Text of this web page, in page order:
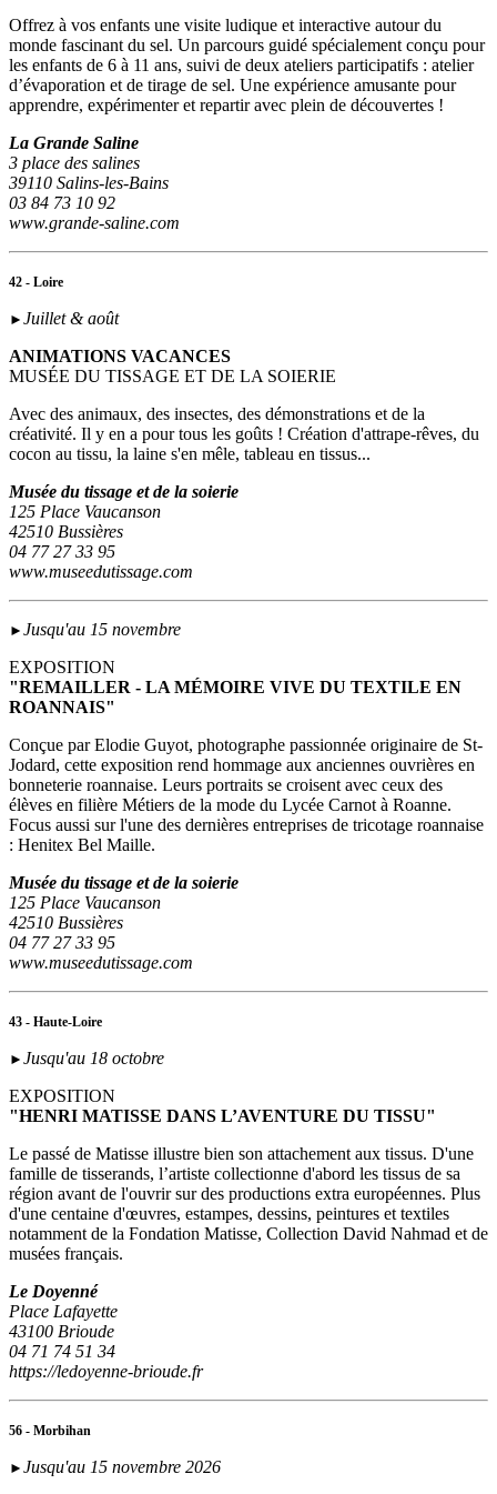
Offrez à vos enfants une visite ludique et interactive autour du
monde fascinant du sel. Un parcours guidé spécialement conçu pour
les enfants de 6 à 11 ans, suivi de deux ateliers participatifs : atelier
d’évaporation et de tirage de sel. Une expérience amusante pour
apprendre, expérimenter et repartir avec plein de découvertes !
La Grande Saline
3 place des salines
39110 Salins-les-Bains
03 84 73 10 92
www.grande-saline.com
42 - Loire
► Juillet & août
ANIMATIONS VACANCES
MUSÉE DU TISSAGE ET DE LA SOIERIE
Avec des animaux, des insectes, des démonstrations et de la
créativité. Il y en a pour tous les goûts ! Création d'attrape-rêves, du
cocon au tissu, la laine s'en mêle, tableau en tissus...
Musée du tissage et de la soierie
125 Place Vaucanson
42510 Bussières
04 77 27 33 95
www.museedutissage.com
► Jusqu'au 15 novembre
EXPOSITION
"REMAILLER - LA MÉMOIRE VIVE DU TEXTILE EN
ROANNAIS"
Conçue par Elodie Guyot, photographe passionnée originaire de St-
Jodard, cette exposition rend hommage aux anciennes ouvrières en
bonneterie roannaise. Leurs portraits se croisent avec ceux des
élèves en filière Métiers de la mode du Lycée Carnot à Roanne.
Focus aussi sur l'une des dernières entreprises de tricotage roannaise
: Henitex Bel Maille.
Musée du tissage et de la soierie
125 Place Vaucanson
42510 Bussières
04 77 27 33 95
www.museedutissage.com
43 - Haute-Loire
► Jusqu'au 18 octobre
EXPOSITION
"HENRI MATISSE DANS L’AVENTURE DU TISSU"
Le passé de Matisse illustre bien son attachement aux tissus. D'une
famille de tisserands, l’artiste collectionne d'abord les tissus de sa
région avant de l'ouvrir sur des productions extra européennes. Plus
d'une centaine d'œuvres, estampes, dessins, peintures et textiles
notamment de la Fondation Matisse, Collection David Nahmad et de
musées français.
Le Doyenné
Place Lafayette
43100 Brioude
04 71 74 51 34
https://ledoyenne-brioude.fr
56 - Morbihan
► Jusqu'au 15 novembre 2026